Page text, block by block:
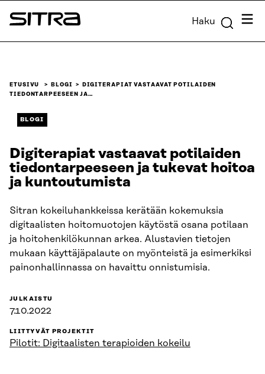
Siirry
suoraan
Sitra Haku
ETUSIVU BLOGI
DIGITERAPIAT VASTAAVAT POTILAIDEN
TIEDONTARPEESEEN JA…
BLOGI
Digiterapiat vastaavat potilaiden
tiedontarpeeseen ja tukevat hoitoa
ja kuntoutumista
Sitran kokeiluhankkeissa kerätään kokemuksia
digitaalisten hoitomuotojen käytöstä osana potilaan
ja hoitohenkilökunnan arkea. Alustavien tietojen
mukaan käyttäjäpalaute on myönteistä ja esimerkiksi
painonhallinnassa on havaittu onnistumisia.
JULKAISTU
7.10.2022
LIITTYVÄT PROJEKTIT
Pilotit: Digitaalisten terapioiden kokeilu